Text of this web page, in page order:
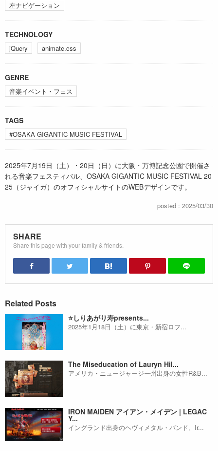
左ナビゲーション
TECHNOLOGY
jQuery animate.css
GENRE
音楽イベント・フェス
TAGS
#OSAKA GIGANTIC MUSIC FESTIVAL
2025年7月19日（土）・20日（日）に大阪・万博記念公園で開催さ
れる音楽フェスティバル、OSAKA GIGANTIC MUSIC FESTIVAL 20
25（ジャイガ）のオフィシャルサイトのWEBデザインです。
posted : 2025/03/30
SHARE
Share this page with your family & friends.
Related Posts
⭐️しりあがり寿presents...
2025年1月18日（土）に東京・新宿ロフ...
The Miseducation of Lauryn Hil...
アメリカ・ニュージャージー州出身の女性R&B...
IRON MAIDEN アイアン・メイデン | LEGAC
Y...
イングランド出身のヘヴィメタル・バンド、Ir...